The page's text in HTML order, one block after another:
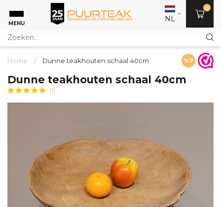
MENU NL
0
Home / Dunne teakhouten schaal 40cm 9.7
Dunne teakhouten schaal 40cm
(1)